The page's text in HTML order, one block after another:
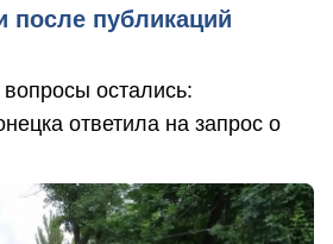
после публикаций
остались:
ответила на запрос о